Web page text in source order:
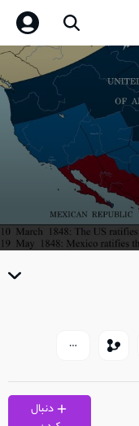
0
of
دنبال